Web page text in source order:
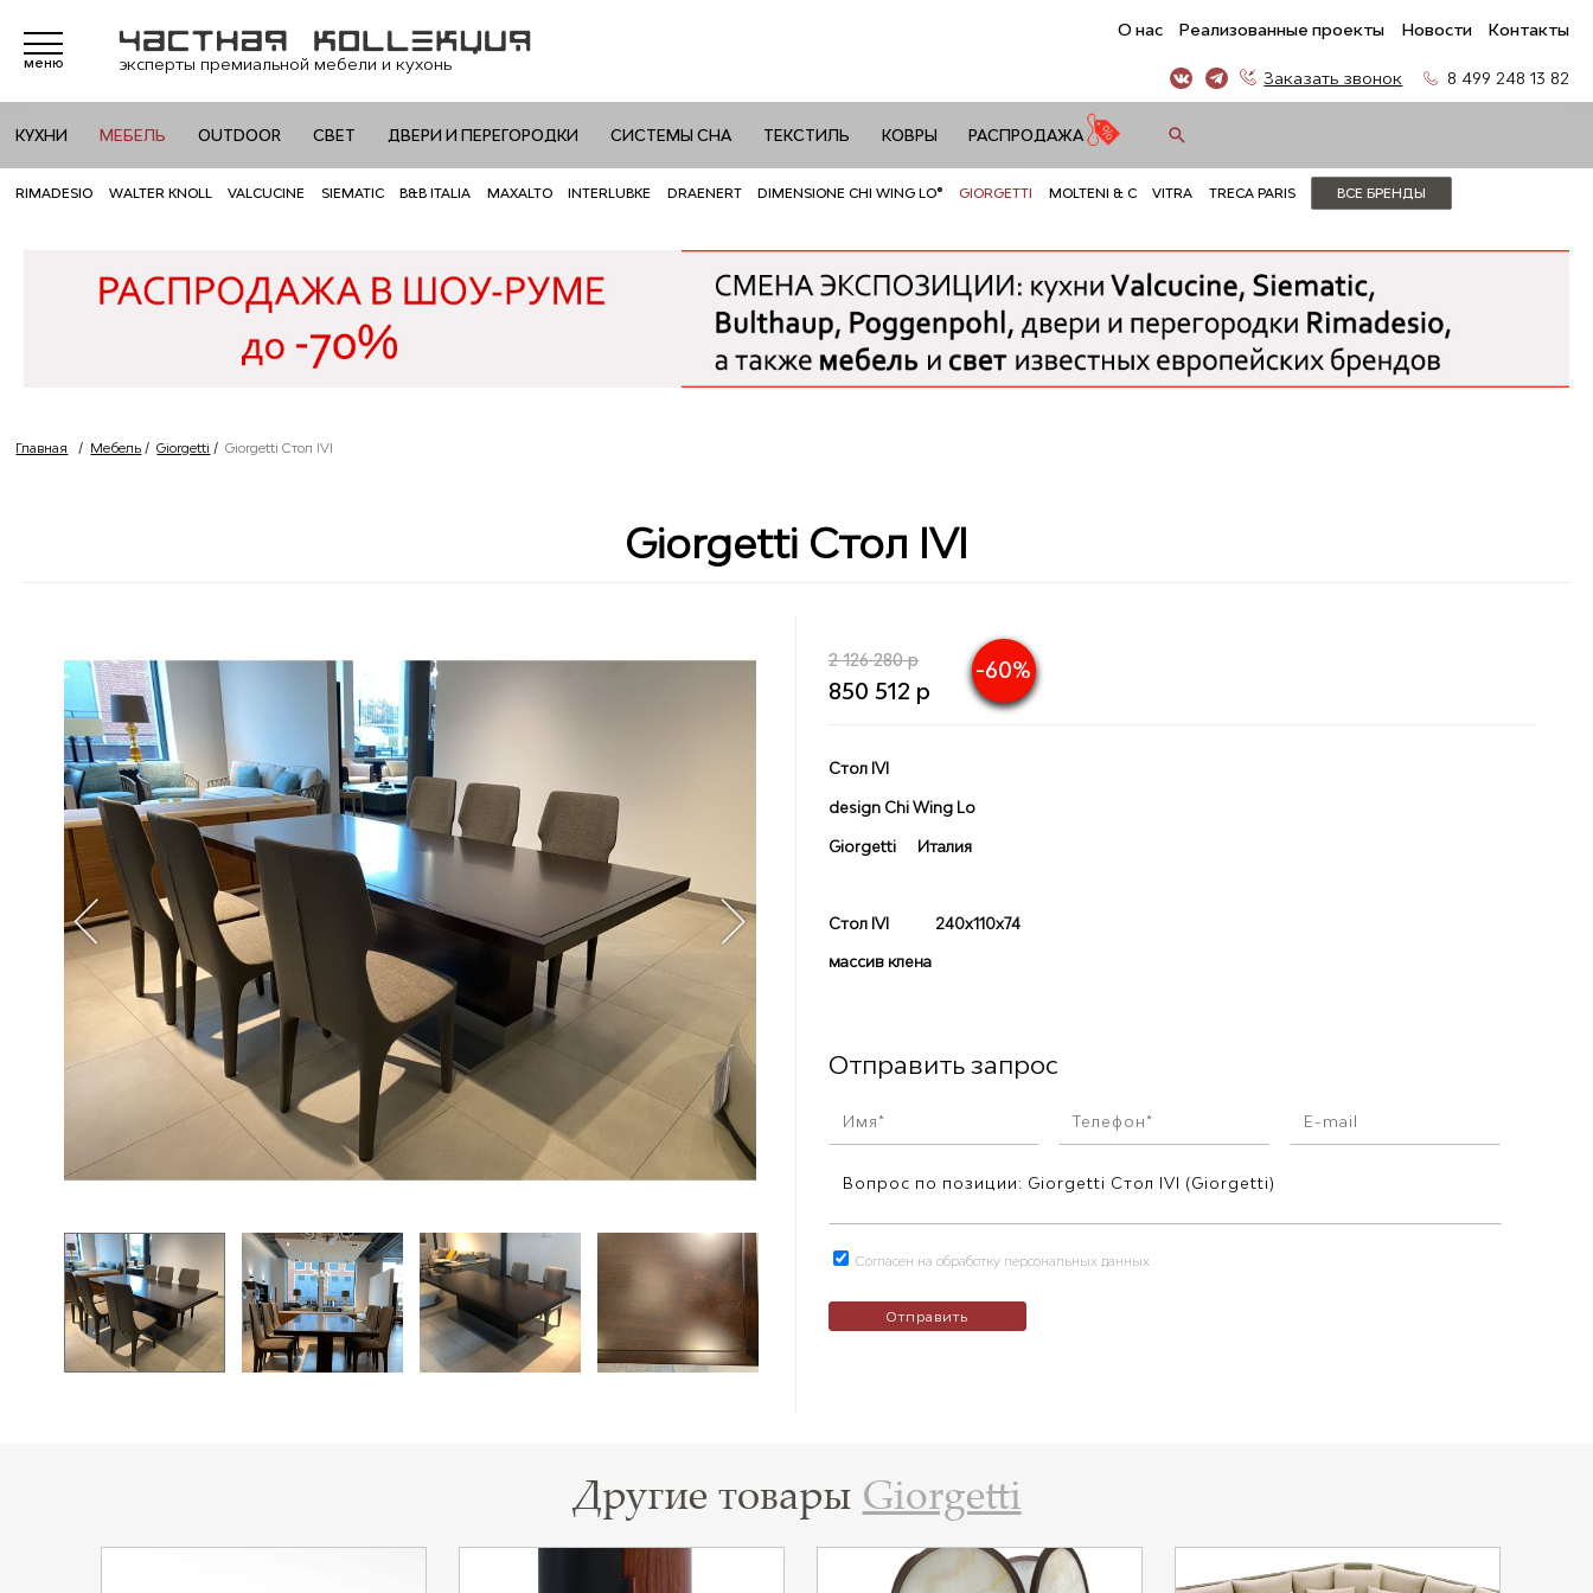
меню эксперты премиальной мебели и кухонь
О нас Реализованные проекты Новости Контакты
Заказать звонок 8 499 248 13 82
КУХНИ МЕБЕЛЬ OUTDOOR СВЕТ ДВЕРИ И ПЕРЕГОРОДКИ СИСТЕМЫ СНА ТЕКСТИЛЬ КОВРЫ РАСПРОДАЖА
RIMADESIO WALTER KNOLL VALCUCINE SIEMATIC B&B ITALIA MAXALTO INTERLUBKE DRAENERT DIMENSIONE CHI WING LO® GIORGETTI MOLTENI & C VITRA TRECA PARIS ВСЕ БРЕНДЫ
Главная / Мебель /Giorgetti /Giorgetti Стол IVI
Giorgetti Стол IVI
-60%
2 126 280 р
850 512 р
Стол IVI
design Chi Wing Lo
Giorgetti Италия
Стол IVI 240х110х74
массив клена
Отправить запрос
Согласен на обработку персональных данных
Другие товары Giorgetti